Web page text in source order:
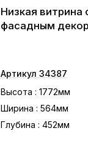
Низкая витрина
фасадным
Артикул 34387
Высота : 1772мм
Ширина : 564мм
Глубина : 452мм